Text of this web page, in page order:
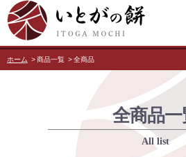
ホーム 商品一覧 全商品
全商品一
All list